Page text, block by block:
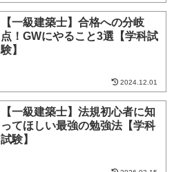
【一級建築士】合格への分岐
点！GWにやること3選【学科試
験】
2024.12.01
【一級建築士】法規初心者に知
ってほしい最強の勉強法【学科
試験】